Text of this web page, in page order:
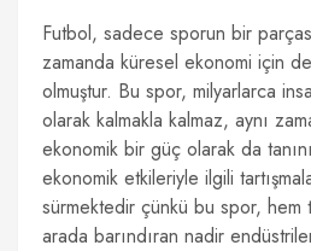
Futbol, sadece sporun bir
zamanda küresel ekonomi için
olmuştur. Bu spor, milyarlarca
olarak kalmakla kalmaz, aynı
ekonomik bir güç olarak da
ekonomik etkileriyle ilgili
sürmektedir çünkü bu spor, hem
arada barındıran nadir